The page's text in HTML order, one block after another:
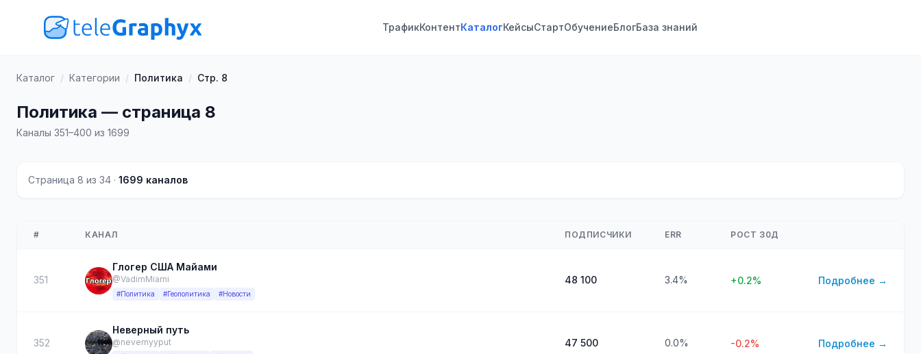
ТрафикКонтентКаталогКейсыСтартОбучениеБлогБаза знаний
Каталог / Категории / Политика / Стр. 8
Политика — страница 8
Каналы 351–400 из 1699
Страница 8 из 34 · 1699 каналов
# КАНАЛ ПОДПИСЧИКИ ERR РОСТ 30Д
351
Глогер США Майами
@VadimMiami
#Политика #Геополитика #Новости
48 100 3.4% +0.2% Подробнее →
352
Неверный путь
@nevernyyput 47 500 0.0% -0.2% Подробнее →